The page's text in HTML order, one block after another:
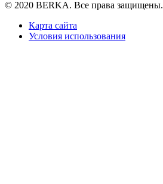
© 2020 BERKA. Все права защищены.
Карта сайта
Условия использования